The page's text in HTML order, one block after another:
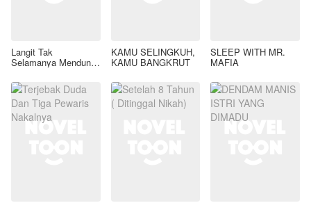
Langit Tak
Selamanya Mendung,
KAMU SELINGKUH,
KAMU BANGKRUT
SLEEP WITH MR.
MAFIA